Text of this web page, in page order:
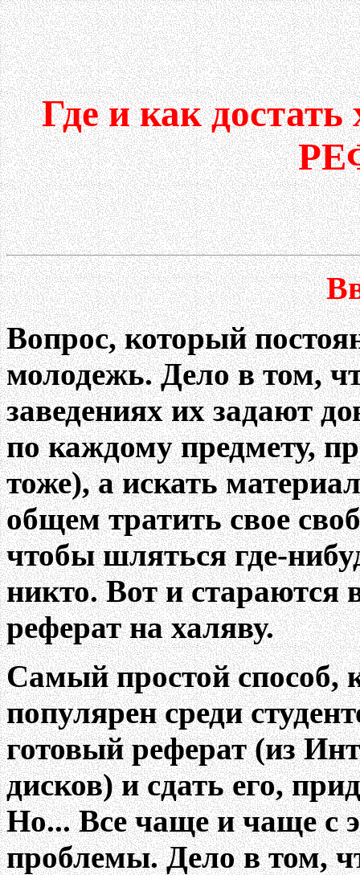
Где и как
Вопрос, который
молодежь. Дело в том,
заведениях их задают
по каждому предмету,
тоже), а искать
общем тратить свое
чтобы шляться где-
никто. Вот и стараются
реферат на халяву.
Самый простой способ,
популярен среди
готовый реферат (из
дисков) и сдать его,
Но... Все чаще и чаще с
проблемы. Дело в том,